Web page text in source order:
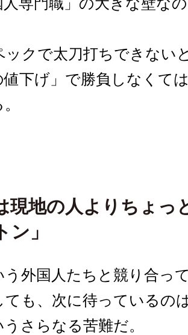
ックで太刀打ちできない
値下げ」で勝負しなくて
現地の人よりちょっ
ン」
う外国人たちと競り合っ
ても、次に待っているの
さらなる苦難だ。